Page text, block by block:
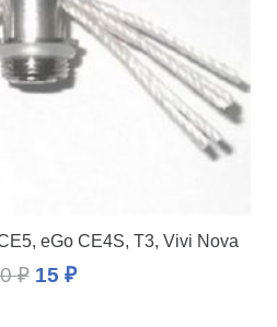
eGo CE4S, T3, Vivi Nova
₽ 15 ₽